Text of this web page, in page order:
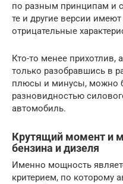
по разным принципам и
те и другие версии
отрицательные
Кто-то менее прихотлив,
только разобравшись в
плюсы и минусы, можно
разновидностью
автомобиль.
Крутящий момент и
бензина и дизеля
Именно мощность
критерием, по которому